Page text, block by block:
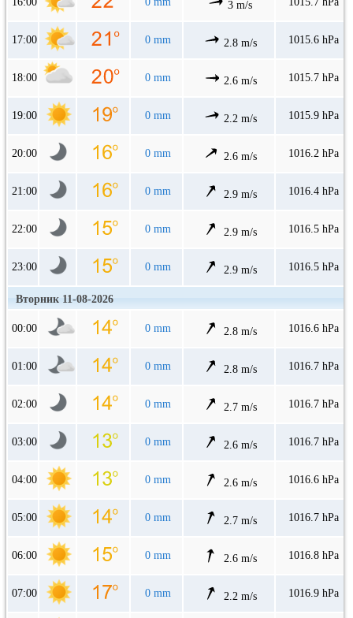
3 m/s
17:00 0 mm 2.8 m/s 1015.6 hPa
18:00 0 mm 2.6 m/s 1015.7 hPa
19:00 0 mm 2.2 m/s 1015.9 hPa
20:00 0 mm 2.6 m/s 1016.2 hPa
21:00 0 mm 2.9 m/s 1016.4 hPa
22:00 0 mm 2.9 m/s 1016.5 hPa
23:00 0 mm 2.9 m/s 1016.5 hPa
Вторник 11-08-2026
00:00 0 mm 2.8 m/s 1016.6 hPa
01:00 0 mm 2.8 m/s 1016.7 hPa
02:00 0 mm 2.7 m/s 1016.7 hPa
03:00 0 mm 2.6 m/s 1016.7 hPa
04:00 0 mm 2.6 m/s 1016.6 hPa
05:00 0 mm 2.7 m/s 1016.7 hPa
06:00 0 mm 2.6 m/s 1016.8 hPa
07:00 0 mm 2.2 m/s 1016.9 hPa